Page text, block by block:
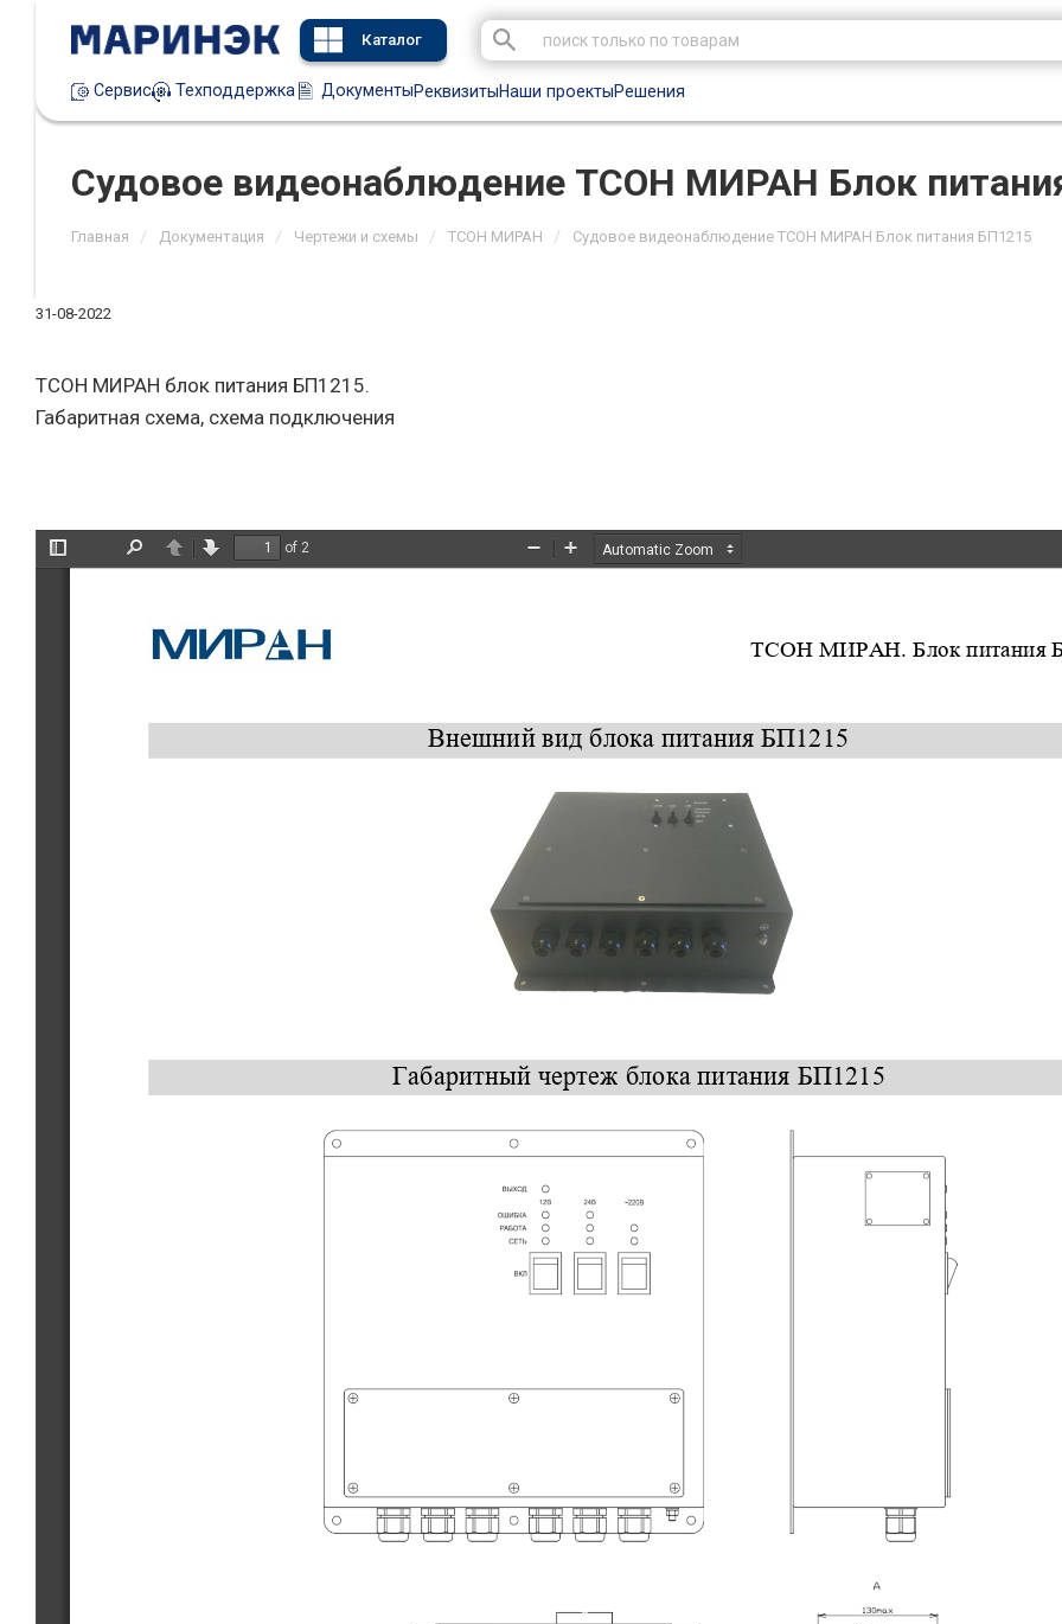
Каталог
Сервис Техподдержка ДокументыРеквизитыНаши проектыРешения
Судовое видеонаблюдение ТСОН МИРАН Блок
Главная / Документация / Чертежи и схемы / ТСОН МИРАН / Судовое видеонаблюдение ТСОН МИРАН Блок питания БП1215
31-08-2022
ТСОН МИРАН блок питания БП1215.
Габаритная схема, схема подключения
PreviousNext
of 2
Zoom
Zoom
ТСОН МИРАН. Блок питания
Внешний вид блока питания БП1215
Габаритный чертеж блока питания БП1215